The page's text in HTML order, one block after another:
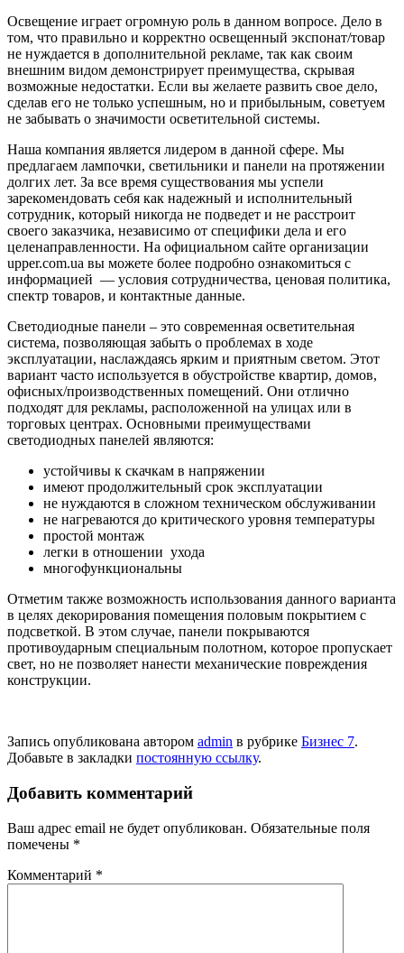
Освещение играет огромную роль в данном вопросе. Дело в
том, что правильно и корректно освещенный экспонат/товар
не нуждается в дополнительной рекламе, так как своим
внешним видом демонстрирует преимущества, скрывая
возможные недостатки. Если вы желаете развить свое дело,
сделав его не только успешным, но и прибыльным, советуем
не забывать о значимости осветительной системы.
Наша компания является лидером в данной сфере. Мы
предлагаем лампочки, светильники и панели на протяжении
долгих лет. За все время существования мы успели
зарекомендовать себя как надежный и исполнительный
сотрудник, который никогда не подведет и не расстроит
своего заказчика, независимо от специфики дела и его
целенаправленности. На официальном сайте организации
upper.com.ua вы можете более подробно ознакомиться с
информацией — условия сотрудничества, ценовая политика,
спектр товаров, и контактные данные.
Светодиодные панели – это современная осветительная
система, позволяющая забыть о проблемах в ходе
эксплуатации, наслаждаясь ярким и приятным светом. Этот
вариант часто используется в обустройстве квартир, домов,
офисных/производственных помещений. Они отлично
подходят для рекламы, расположенной на улицах или в
торговых центрах. Основными преимуществами
светодиодных панелей являются:
устойчивы к скачкам в напряжении
имеют продолжительный срок эксплуатации
не нуждаются в сложном техническом обслуживании
не нагреваются до критического уровня температуры
простой монтаж
легки в отношении ухода
многофункциональны
Отметим также возможность использования данного варианта
в целях декорирования помещения половым покрытием с
подсветкой. В этом случае, панели покрываются
противоударным специальным полотном, которое пропускает
свет, но не позволяет нанести механические повреждения
конструкции.
Запись опубликована автором admin в рубрике Бизнес 7.
Добавьте в закладки постоянную ссылку.
Добавить комментарий
Ваш адрес email не будет опубликован. Обязательные поля
помечены *
Комментарий *